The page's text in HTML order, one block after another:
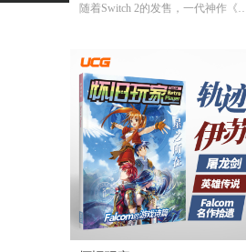
攻略本
随着Switch 2的发售，一代神作《
受好评的完全攻略本基础上，增加
了16页全新内容，总页数达到了316
页。新增内容包括NS2版详解、
DA NOTES指南，以及新增的125
塞尔达声之记忆的收集地图及其内
容！